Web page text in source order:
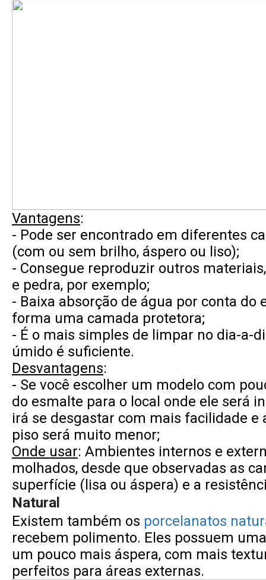
Vantagens:
- Pode ser encontrado em diferentes
(com ou sem brilho, áspero ou liso);
- Consegue reproduzir outros
e pedra, por exemplo;
- Baixa absorção de água por conta do
forma uma camada protetora;
- É o mais simples de limpar no dia-a-
úmido é suficiente.
Desvantagens:
- Se você escolher um modelo com
do esmalte para o local onde ele será
irá se desgastar com mais facilidade e
piso será muito menor;
Onde usar: Ambientes internos e
molhados, desde que observadas as
superfície (lisa ou áspera) e a
Natural
Existem também os porcelanatos
recebem polimento. Eles possuem
um pouco mais áspera, com mais
perfeitos para áreas externas.